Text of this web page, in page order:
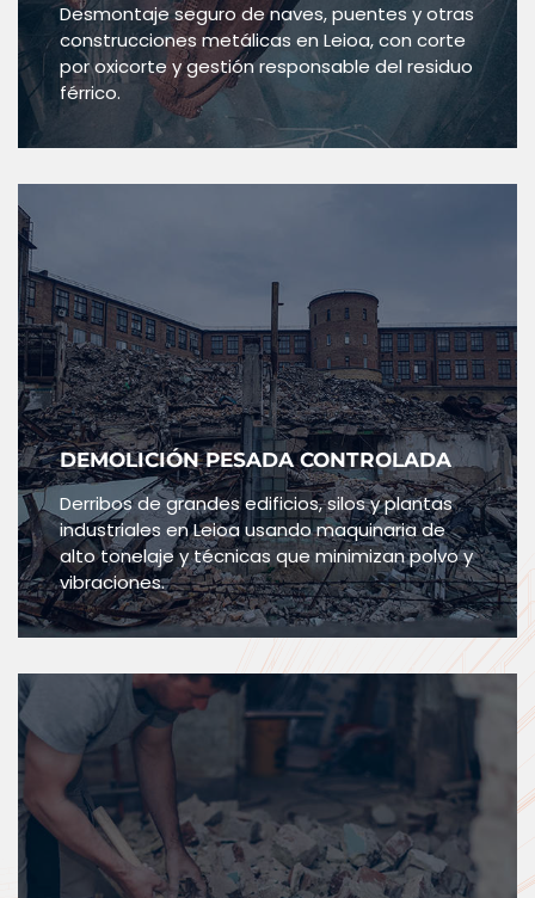
Desmontaje seguro de naves, puentes y otras
construcciones metálicas en Leioa, con corte
por oxicorte y gestión responsable del residuo
férrico.
DEMOLICIÓN PESADA CONTROLADA
Derribos de grandes edificios, silos y plantas
industriales en Leioa usando maquinaria de
alto tonelaje y técnicas que minimizan polvo y
vibraciones.